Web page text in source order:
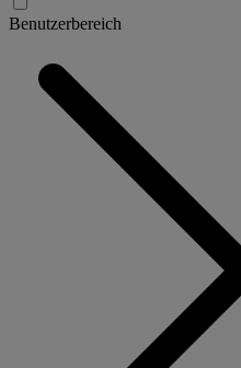
Benutzerbereich